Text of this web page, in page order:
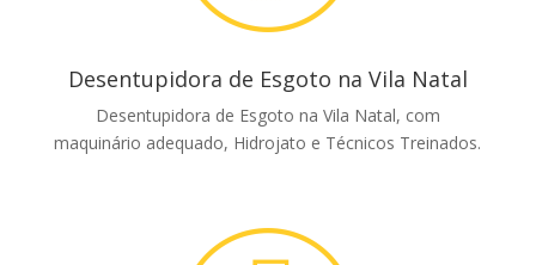
Desentupidora de Esgoto na Vila Natal
Desentupidora de Esgoto na Vila Natal, com
maquinário adequado, Hidrojato e Técnicos Treinados.